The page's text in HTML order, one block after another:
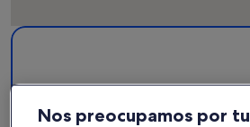
Mapa
atracciones
Más información sobre Parque
Nos preocupamos por tu